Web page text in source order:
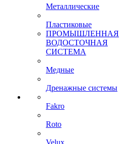
Металлические
Пластиковые
ПРОМЫШЛЕННАЯ
ВОДОСТОЧНАЯ
СИСТЕМА
Медные
Дренажные системы
Fakro
Roto
Velux